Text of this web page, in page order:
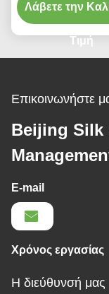
αλυσίδων
υδραυλική
Λάβετε την
Τιμή
Επικοινωνήστε
Beijing Silk
E-mail
Χρόνος εργασίας
Η διεύθυνσή μας